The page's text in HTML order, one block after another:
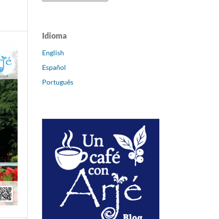
Idioma
English
Español
Português